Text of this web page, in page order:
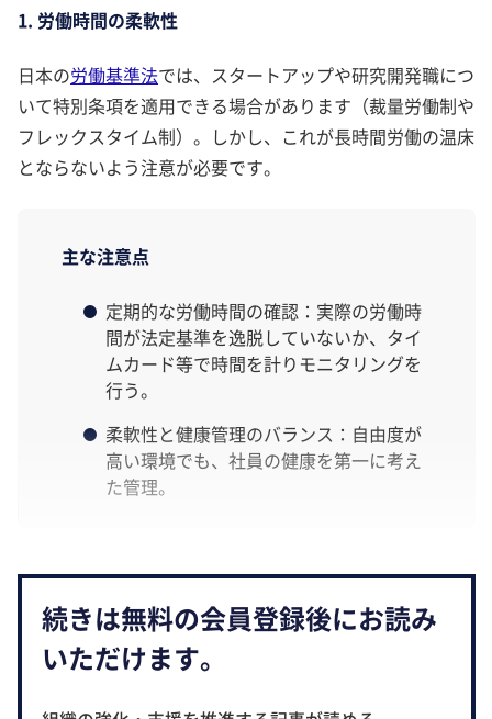
1. 労働時間の柔軟性
日本の労働基準法では、スタートアップや研究開発職につ
いて特別条項を適用できる場合があります（裁量労働制や
フレックスタイム制）。しかし、これが長時間労働の温床
とならないよう注意が必要です。
主な注意点
定期的な労働時間の確認：実際の労働時
間が法定基準を逸脱していないか、タイ
ムカード等で時間を計りモニタリングを
行う。
柔軟性と健康管理のバランス：自由度が
高い環境でも、社員の健康を第一に考え
た管理。
続きは無料の会員登録後にお読み
いただけます。